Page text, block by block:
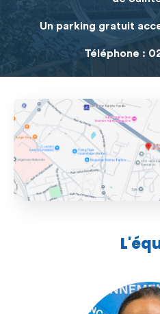
Un parking gratuit
Téléphone :